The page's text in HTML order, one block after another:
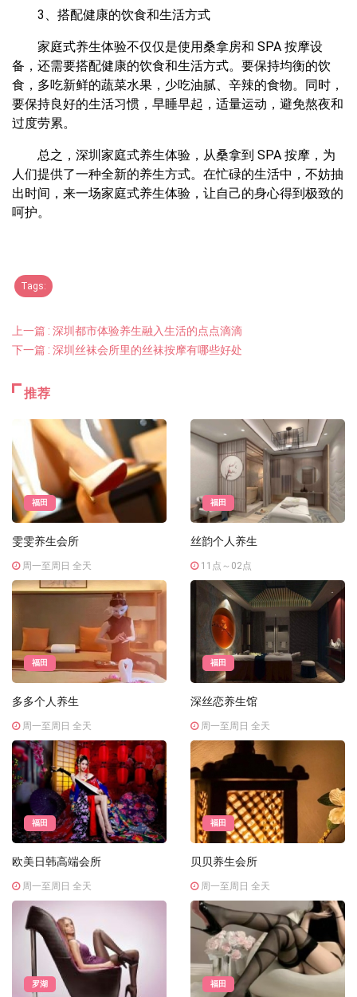
3、搭配健康的饮食和生活方式
家庭式养生体验不仅仅是使用桑拿房和 SPA 按摩设
备，还需要搭配健康的饮食和生活方式。要保持均衡的饮
食，多吃新鲜的蔬菜水果，少吃油腻、辛辣的食物。同时，
要保持良好的生活习惯，早睡早起，适量运动，避免熬夜和
过度劳累。
总之，深圳家庭式养生体验，从桑拿到 SPA 按摩，为
人们提供了一种全新的养生方式。在忙碌的生活中，不妨抽
出时间，来一场家庭式养生体验，让自己的身心得到极致的
呵护。
Tags:
上一篇 : 深圳都市体验养生融入生活的点点滴滴
下一篇 : 深圳丝袜会所里的丝袜按摩有哪些好处
推荐
福田
雯雯养生会所
周一至周日 全天
福田
丝韵个人养生
11点～02点
福田
多多个人养生
周一至周日 全天
福田
深丝恋养生馆
周一至周日 全天
福田
欧美日韩高端会所
周一至周日 全天
福田
贝贝养生会所
周一至周日 全天
罗湖 福田